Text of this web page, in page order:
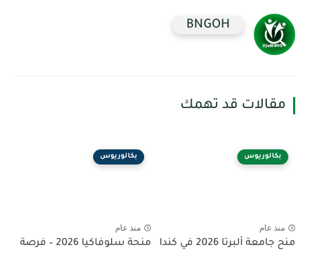
BNGOH
مقالات قد تهمك
بكالوريوس
منذ عام
منح جامعة ألبرتا 2026 في كندا
بكالوريوس
منذ عام
منحة سلوفاكيا 2026 – فرصة